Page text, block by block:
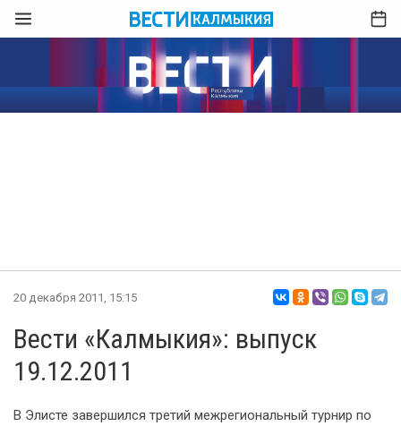
20 декабря 2011, 15:15
Вести «Калмыкия»: выпуск
19.12.2011
В Элисте завершился третий межрегиональный турнир по